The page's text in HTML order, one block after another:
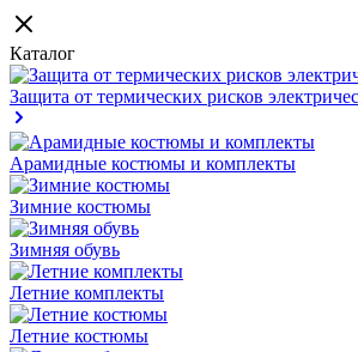
Каталог
Защита от термических рисков
Арамидные костюмы и комплекты
Зимние костюмы
Зимняя обувь
Летние комплекты
Летние костюмы